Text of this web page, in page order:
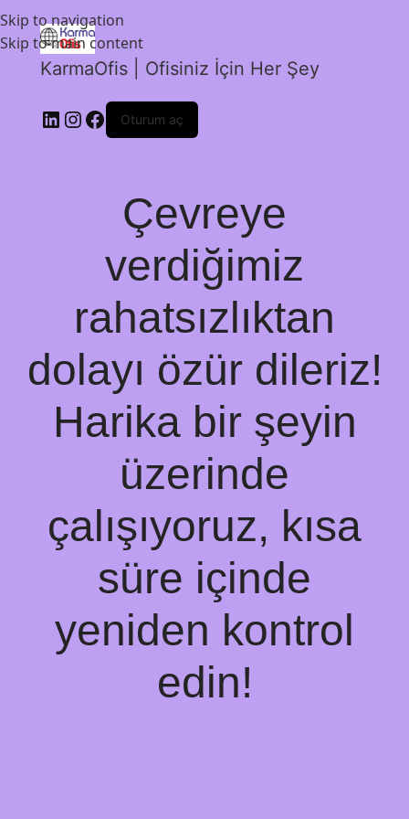
Skip to navigation
Skip to main content
KarmaOfis | Ofisiniz İçin Her Şey
Oturum aç
Çevreye
verdiğimiz
rahatsızlıktan
dolayı özür dileriz!
Harika bir şeyin
üzerinde
çalışıyoruz, kısa
süre içinde
yeniden kontrol
edin!